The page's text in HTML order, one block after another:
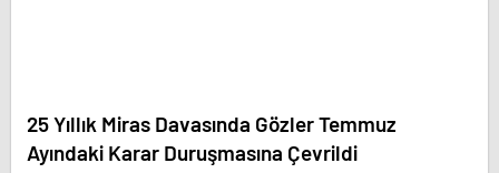
25 Yıllık Miras Davasında Gözler Temmuz
Ayındaki Karar Duruşmasına Çevrildi